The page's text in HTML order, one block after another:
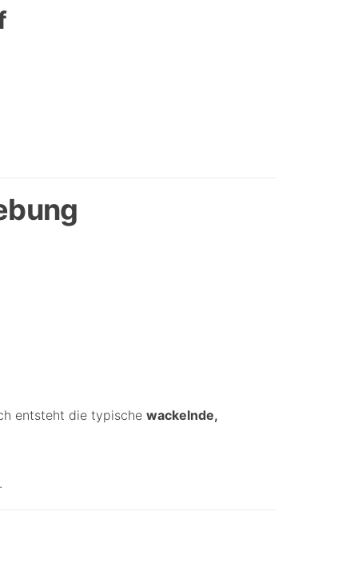
entsteht die typische wackelnde,